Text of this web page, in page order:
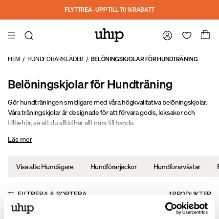
Hoppa till huvudinnehållFLYTTREA - UPP TILL 70 % RABATT
HEM / HUNDFÖRARKLÄDER / BELÖNINGSKJOLAR FÖR HUNDTRÄNING
Belöningskjolar för Hundträning
Gör hundträningen smidigare med våra högkvalitativa belöningskjolar.
Våra träningskjolar är designade för att förvara godis, leksaker och
tillbehör, så att du alltid har allt nära till hands.
Läs mer
Visa alla: Hundägare Hundförarjackor Hundforarvästar
FILTRERA & SORTERA 1 PRODUKTER